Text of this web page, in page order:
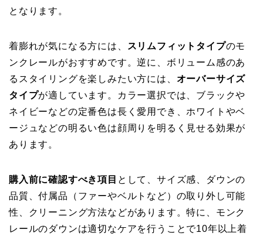
となります。
着膨れが気になる方には、 スリムフィットタイプのモ
ンクレールがおすすめです。逆に、ボリューム感のあ
るスタイリングを楽しみたい方には、 オーバーサイズ
タイプが適しています。カラー選択では、ブラックや
ネイビーなどの定番色は長く愛用でき、ホワイトやベ
ージュなどの明るい色は顔周りを明るく見せる効果が
あります。
購入前に確認すべき項目 として、サイズ感、ダウンの
品質、付属品（ファーやベルトなど）の取り外し可能
性、クリーニング方法などがあります。特に、モンク
レールのダウンは適切なケアを行うことで10年以上着